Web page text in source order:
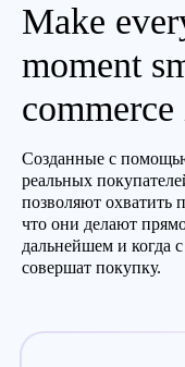
Make
moment
Созданные с
реальных
позволяют охватить
что они делают
дальнейшем и когда
совершат покупку.